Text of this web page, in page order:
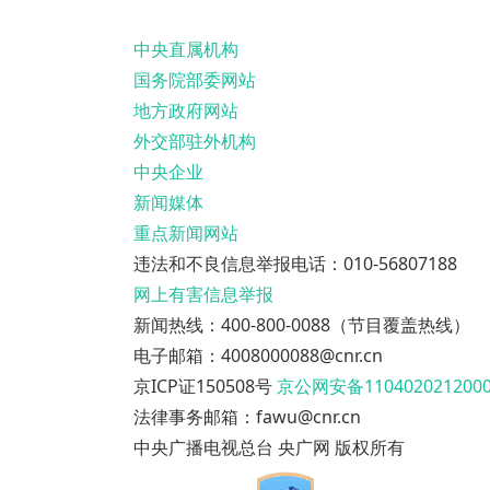
中央直属机构
国务院部委网站
地方政府网站
外交部驻外机构
中央企业
新闻媒体
重点新闻网站
违法和不良信息举报电话：010-56807188
网上有害信息举报
新闻热线：400-800-0088（节目覆盖热线）
电子邮箱：4008000088@cnr.cn
京ICP证150508号京公网安备
法律事务邮箱：fawu@cnr.cn
中央广播电视总台 央广网 版权所有